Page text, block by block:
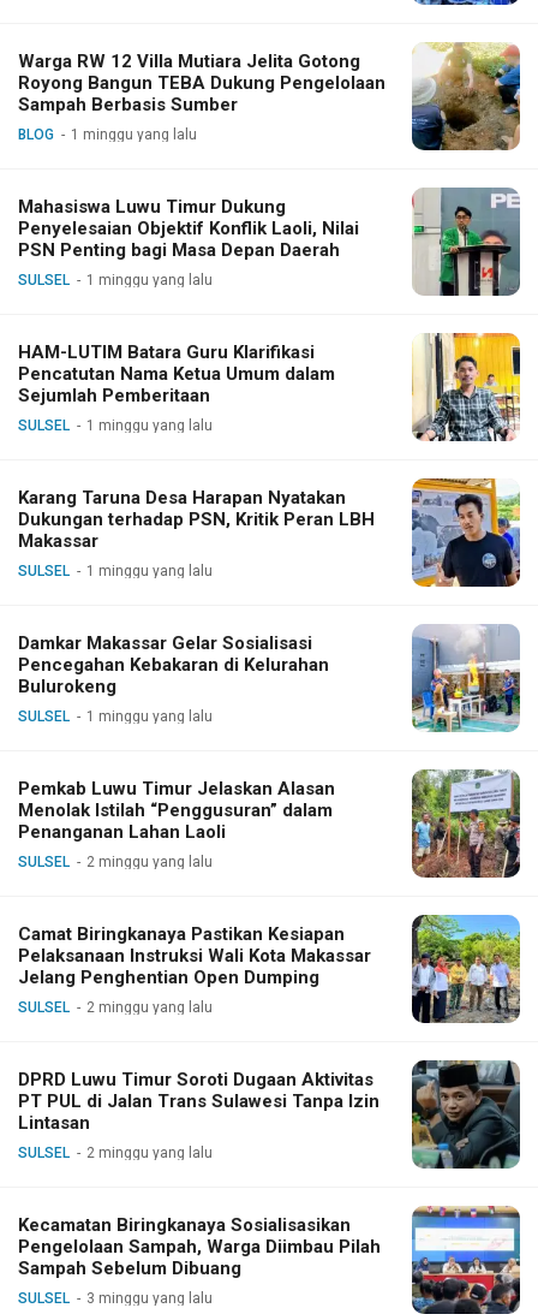
Warga RW 12 Villa Mutiara Jelita Gotong
Royong Bangun TEBA Dukung Pengelolaan
Sampah Berbasis Sumber
BLOG 1 minggu yang lalu
Mahasiswa Luwu Timur Dukung
Penyelesaian Objektif Konflik Laoli, Nilai
PSN Penting bagi Masa Depan Daerah
SULSEL 1 minggu yang lalu
HAM-LUTIM Batara Guru Klarifikasi
Pencatutan Nama Ketua Umum dalam
Sejumlah Pemberitaan
SULSEL 1 minggu yang lalu
Karang Taruna Desa Harapan Nyatakan
Dukungan terhadap PSN, Kritik Peran LBH
Makassar
SULSEL 1 minggu yang lalu
Damkar Makassar Gelar Sosialisasi
Pencegahan Kebakaran di Kelurahan
Bulurokeng
SULSEL 1 minggu yang lalu
Pemkab Luwu Timur Jelaskan Alasan
Menolak Istilah “Penggusuran” dalam
Penanganan Lahan Laoli
SULSEL 2 minggu yang lalu
Camat Biringkanaya Pastikan Kesiapan
Pelaksanaan Instruksi Wali Kota Makassar
Jelang Penghentian Open Dumping
SULSEL 2 minggu yang lalu
DPRD Luwu Timur Soroti Dugaan Aktivitas
PT PUL di Jalan Trans Sulawesi Tanpa Izin
Lintasan
SULSEL 2 minggu yang lalu
Kecamatan Biringkanaya Sosialisasikan
Pengelolaan Sampah, Warga Diimbau Pilah
Sampah Sebelum Dibuang
SULSEL 3 minggu yang lalu